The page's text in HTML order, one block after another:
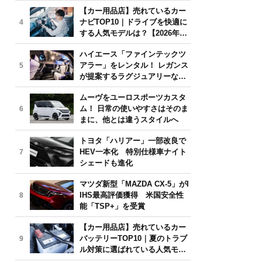
4
【カー用品店】売れているカー
ナビTOP10｜ドライブを快適に
する人気モデルは？【2026年6
月版】
5
ハイエース「ファインテックツ
アラー」をレンタル！ レガンス
が提案するラグジュアリーな移
動体験
6
ムーヴをユーロスポーツカスタ
ム！ 日常の使いやすさはそのま
まに、他とは違うスタイルへ
7
トヨタ「ハリアー」一部改良で
HEV一本化 特別仕様車ナイト
シェードも進化
8
マツダ新型「MAZDA CX-5」がI
IHS最高評価獲得 米国安全性
能「TSP+」を受賞
9
【カー用品店】売れているカー
バッテリーTOP10｜夏のトラブ
ル対策に選ばれている人気モデ